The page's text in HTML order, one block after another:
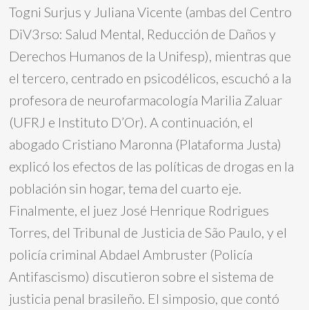
Togni Surjus y Juliana Vicente (ambas del Centro
DiV3rso: Salud Mental, Reducción de Daños y
Derechos Humanos de la Unifesp), mientras que
el tercero, centrado en psicodélicos, escuchó a la
profesora de neurofarmacología Marilia Zaluar
(UFRJ e Instituto D’Or). A continuación, el
abogado Cristiano Maronna (Plataforma Justa)
explicó los efectos de las políticas de drogas en la
población sin hogar, tema del cuarto eje.
Finalmente, el juez José Henrique Rodrigues
Torres, del Tribunal de Justicia de São Paulo, y el
policía criminal Abdael Ambruster (Policía
Antifascismo) discutieron sobre el sistema de
justicia penal brasileño. El simposio, que contó